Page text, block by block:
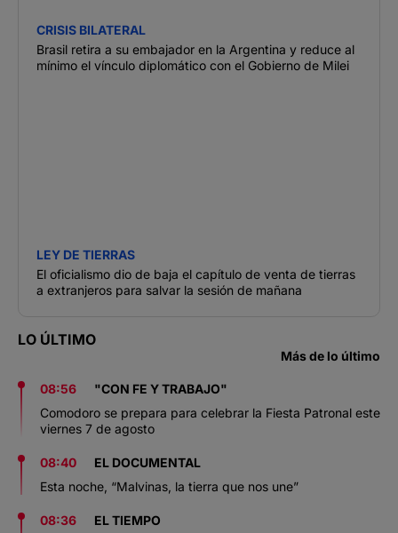
CRISIS BILATERAL
Brasil retira a su embajador en la Argentina y reduce al
mínimo el vínculo diplomático con el Gobierno de Milei
LEY DE TIERRAS
El oficialismo dio de baja el capítulo de venta de tierras
a extranjeros para salvar la sesión de mañana
LO ÚLTIMO
Más de lo último
08:56
"CON FE Y TRABAJO"
Comodoro se prepara para celebrar la Fiesta Patronal este
viernes 7 de agosto
08:40
EL DOCUMENTAL
Esta noche, “Malvinas, la tierra que nos une”
08:36
EL TIEMPO